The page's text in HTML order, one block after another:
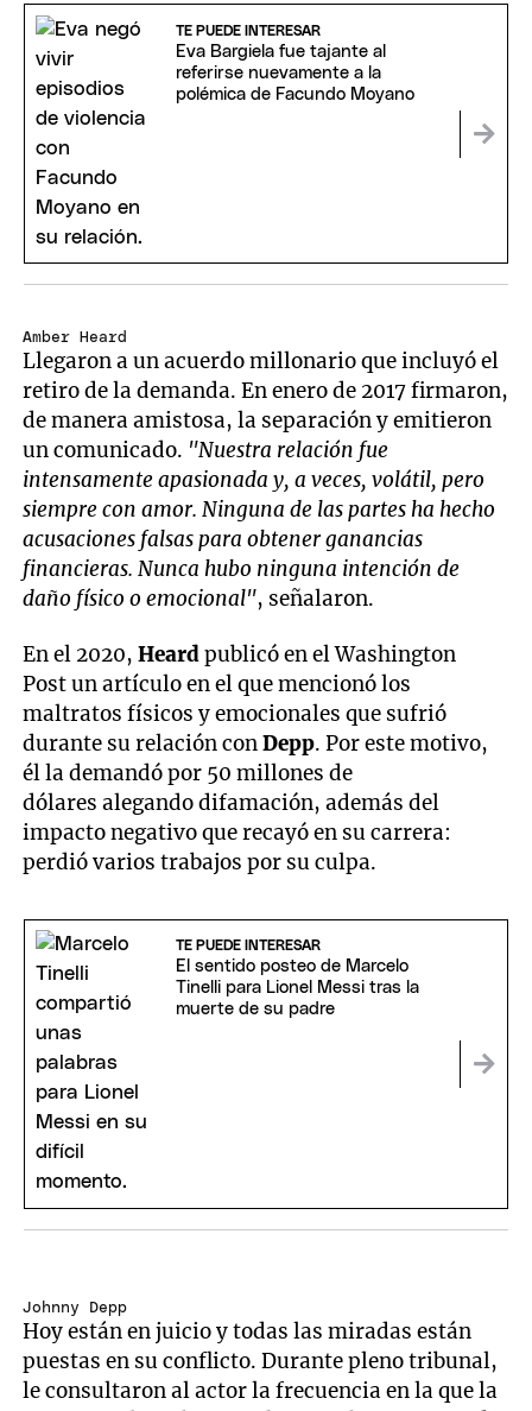
TE PUEDE INTERESAR
Eva Bargiela fue tajante al
referirse nuevamente a la
polémica de Facundo Moyano
Amber Heard
Llegaron a un acuerdo millonario que incluyó el
retiro de la demanda. En enero de 2017 firmaron,
de manera amistosa, la separación y emitieron
un comunicado. "Nuestra relación fue
intensamente apasionada y, a veces, volátil, pero
siempre con amor. Ninguna de las partes ha hecho
acusaciones falsas para obtener ganancias
financieras. Nunca hubo ninguna intención de
daño físico o emocional", señalaron.
En el 2020,Heardpublicó en el Washington
Post un artículo en el que mencionó los
maltratos físicos y emocionales que sufrió
durante su relación conDepp. Por este motivo,
él la demandó por 50 millones de
dólares alegando difamación, además del
impacto negativo que recayó en su carrera:
perdió varios trabajos por su culpa.
TE PUEDE INTERESAR
El sentido posteo de Marcelo
Tinelli para Lionel Messi tras la
muerte de su padre
Johnny Depp
Hoy están en juicio y todas las miradas están
puestas en su conflicto. Durante pleno tribunal,
le consultaron al actor la frecuencia en la que la